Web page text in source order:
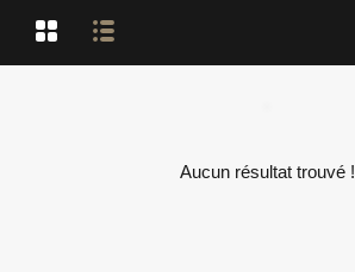
Aucun résultat trouvé !